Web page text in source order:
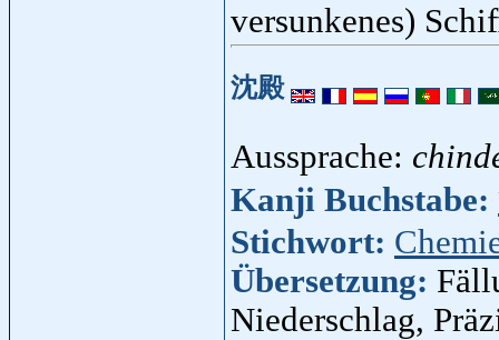
versunkenes)
沈殿
Aussprache:
Kanji Buchstabe:
Stichwort:
Übersetzung:
Niederschlag,